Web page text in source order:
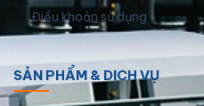
Điều khoản sử dụng
SẢN PHẨM & DỊCH VỤ